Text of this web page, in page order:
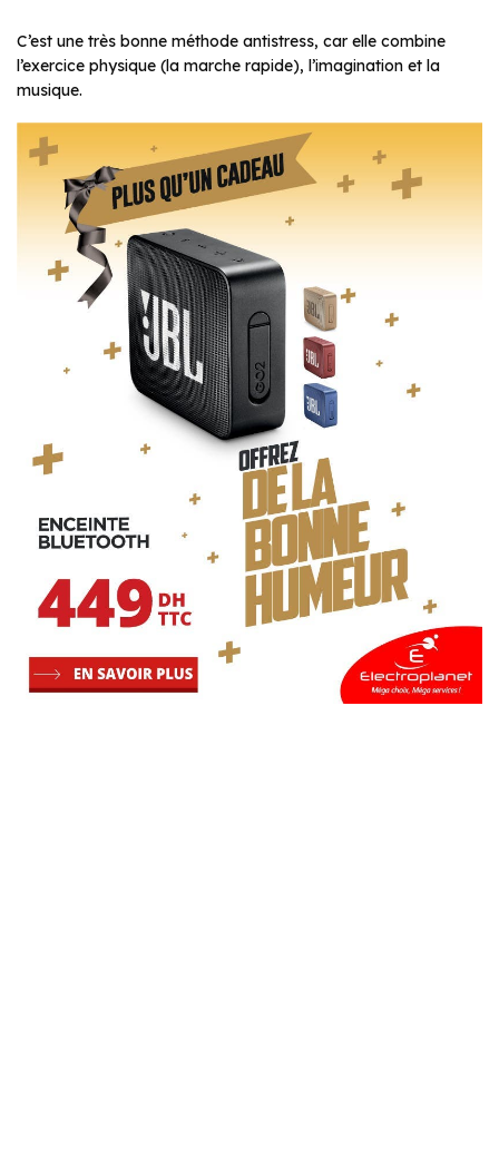
C’est une très bonne méthode antistress, car elle combine
l’exercice physique (la marche rapide), l’imagination et la
musique.